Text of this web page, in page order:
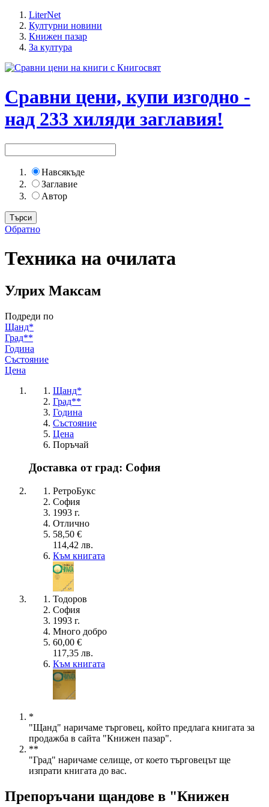
LiterNet
Културни новини
Книжен пазар
За култура
Сравни цени, купи изгодно -
над 233 хиляди заглавия!
Навсякъде
Заглавие
Автор
Обратно
Техника на очилата
Улрих Максам
Подреди по
Щанд*
Град**
Година
Състояние
Цена
Щанд*
Град**
Година
Състояние
Цена
Поръчай
Доставка от град: София
РетроБукс
София
1993 г.
Отлично
58,50 €
114,42 лв.
Към книгата
Тодоров
София
1993 г.
Много добро
60,00 €
117,35 лв.
Към книгата
*
"Щанд" наричаме търговец, който предлага книгата за
продажба в сайта "Книжен пазар".
**
"Град" наричаме селище, от което търговецът ще
изпрати книгата до вас.
Препоръчани щандове в "Книжен